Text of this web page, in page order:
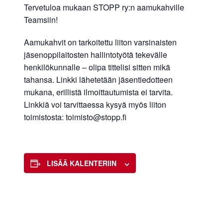
Tervetuloa mukaan STOPP ry:n aamukahville
Teamsiin!
Aamukahvit on tarkoitettu liiton varsinaisten
jäsenoppilaitosten hallintotyötä tekevälle
henkilökunnalle – olipa tittelisi sitten mikä
tahansa. Linkki lähetetään jäsentiedotteen
mukana, erillistä ilmoittautumista ei tarvita.
Linkkiä voi tarvittaessa kysyä myös liiton
toimistosta: toimisto@stopp.fi
LISÄÄ KALENTERIIN